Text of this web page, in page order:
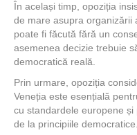
În același timp, opoziția
de mare asupra organizării
poate fi făcută fără un
asemenea decizie trebuie
democratică reală.
Prin urmare, opoziția
Veneția este esențială
cu standardele europene
de la principiile democratice.